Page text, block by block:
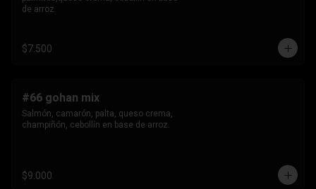
de arroz.
$7.500
#66 gohan mix
Salmón, camarón, palta, queso crema,
champiñón, cebollín en base de arroz.
$9.000